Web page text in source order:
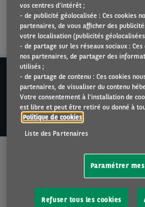
3. Assistance dépannage européenne
BESOIN DE PLUS D'INFORMATIONS ?
Appelez-nous au
Pourquoi choisir Arval ?
vos centres d’intérêt ;
- de publicité géolocalisée : Ces cookies
partenaires, de vous afficher des
votre localisation (publicités
- de partage sur les réseaux sociaux :
nos partenaires, de partager des
utilisés ;
- de partage de contenu : Ces cookies
partenaires, de visualiser du contenu
Votre consentement à l'installation de
est libre et peut être retiré ou donné à
Politique de cookies
Liste des Partenaires
Paramétrer
Refuser tous les cookies